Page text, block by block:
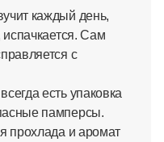
каждый день,
испачкается. Сам
с
есть упаковка
памперсы.
прохлада и аромат